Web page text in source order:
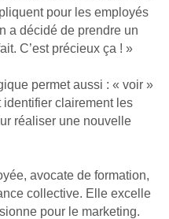
pour les employés
a décidé de prendre un
C’est précieux ça ! »
permet aussi : « voir »
identifier clairement les
réaliser une nouvelle
avocate de formation,
collective. Elle excelle
pour le marketing.